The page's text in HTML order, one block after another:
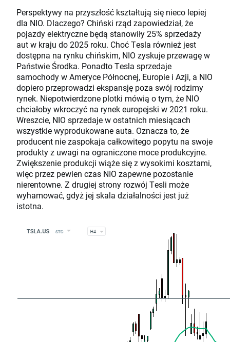
Perspektywy na przyszłość kształtują się nieco lepiej
dla NIO. Dlaczego? Chiński rząd zapowiedział, że
pojazdy elektryczne będą stanowiły 25% sprzedaży
aut w kraju do 2025 roku. Choć Tesla również jest
dostępna na rynku chińskim, NIO zyskuje przewagę w
Państwie Środka. Ponadto Tesla sprzedaje
samochody w Ameryce Północnej, Europie i Azji, a NIO
dopiero przeprowadzi ekspansję poza swój rodzimy
rynek. Niepotwierdzone plotki mówią o tym, że NIO
chciałoby wkroczyć na rynek europejski w 2021 roku.
Wreszcie, NIO sprzedaje w ostatnich miesiącach
wszystkie wyprodukowane auta. Oznacza to, że
producent nie zaspokaja całkowitego popytu na swoje
produkty z uwagi na ograniczone moce produkcyjne.
Zwiększenie produkcji wiąże się z wysokimi kosztami,
więc przez pewien czas NIO zapewne pozostanie
nierentowne. Z drugiej strony rozwój Tesli może
wyhamować, gdyż jej skala działalności jest już
istotna.